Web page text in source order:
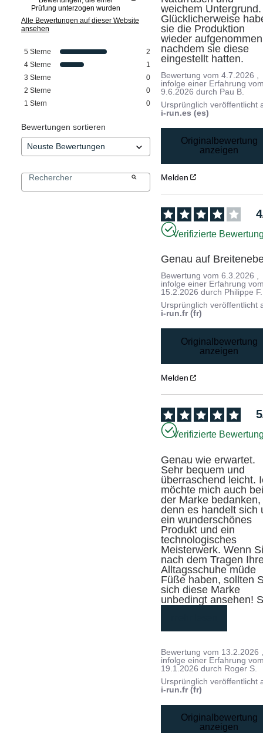
Prüfung unterzogen wurden
Alle Bewertungen auf dieser Website
ansehen
5 Sterne
2
4 Sterne
1
3 Sterne
0
2 Sterne
0
1 Stern 0
Bewertungen sortieren
weichem Untergrund.
Glücklicherweise
sie die Produktion
wieder
nachdem sie diese
eingestellt hatten.
Bewertung vom4.7.2026
infolge einer Erfahrung
9.6.2026 durch Pau B.
Ursprünglich veröffentlicht
i-run.es (es)
Originalbewertung
anzeigen
Melden
4
Verifizierte
Genau auf
Bewertung vom6.3.2026
infolge einer Erfahrung
15.2.2026 durch Philippe F.
Ursprünglich veröffentlicht
i-run.fr (fr)
Originalbewertung
anzeigen
Melden
5
Verifizierte
Genau wie erwartet.
Sehr bequem und
überraschend leicht.
möchte mich auch
der Marke bedanken,
denn es handelt sich
ein wunderschönes
Produkt und ein
technologisches
Meisterwerk. Wenn
nach dem Tragen
Alltagsschuhe müde
Füße haben, sollten
sich diese Marke
unbedingt ansehen!
Bewertung vom 13.2.2026
infolge einer Erfahrung
19.1.2026 durch Roger S.
Ursprünglich veröffentlicht
i-run.fr (fr)
Originalbewertung
anzeigen